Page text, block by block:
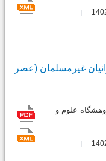
غیرمسلمان (عصر
علوم و